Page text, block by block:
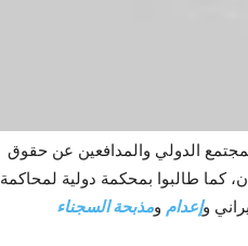
الدولي والمدافعين عن حقوق
كما طالبوا بمحكمة دولية لمحاكمة
إعدام ومذبحة السجناء